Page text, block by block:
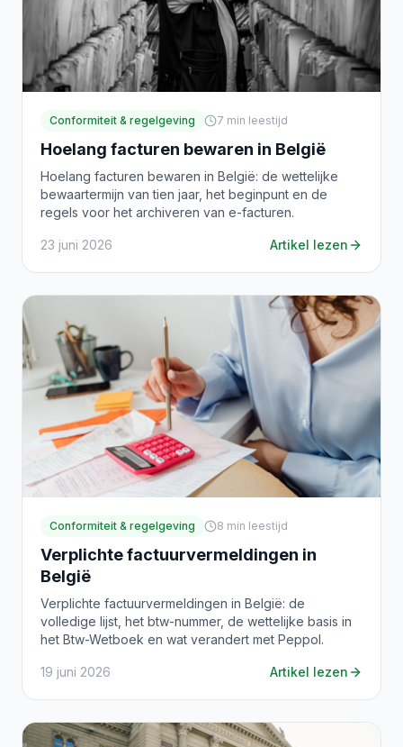
Conformiteit & regelgeving 7 min leestijd
Hoelang facturen bewaren in België
Hoelang facturen bewaren in België: de wettelijke
bewaartermijn van tien jaar, het beginpunt en de
regels voor het archiveren van e-facturen.
23 juni 2026 Artikel lezen
Conformiteit & regelgeving 8 min leestijd
Verplichte factuurvermeldingen in
België
Verplichte factuurvermeldingen in België: de
volledige lijst, het btw-nummer, de wettelijke basis in
het Btw-Wetboek en wat verandert met Peppol.
19 juni 2026 Artikel lezen